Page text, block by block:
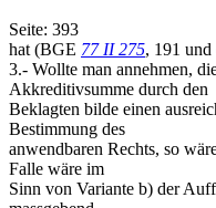
Seite: 393
hat (BGE 77 II 275, 191 und
3.- Wollte man annehmen,
Akkreditivsumme durch den
Beklagten bilde einen
Bestimmung des
anwendbaren Rechts, so
Falle wäre im
Sinn von Variante b) der